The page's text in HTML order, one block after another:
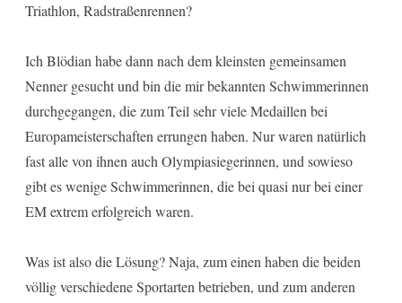
Triathlon, Radstraßenrennen?
Ich Blödian habe dann nach dem kleinsten gemeinsamen
Nenner gesucht und bin die mir bekannten Schwimmerinnen
durchgegangen, die zum Teil sehr viele Medaillen bei
Europameisterschaften errungen haben. Nur waren natürlich
fast alle von ihnen auch Olympiasiegerinnen, und sowieso
gibt es wenige Schwimmerinnen, die bei quasi nur bei einer
EM extrem erfolgreich waren.
Was ist also die Lösung? Naja, zum einen haben die beiden
völlig verschiedene Sportarten betrieben, und zum anderen